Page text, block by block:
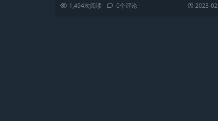
1,494次阅读 0个评论 2023-